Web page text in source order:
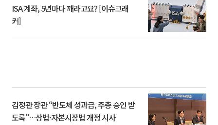
ISA 계좌, 5년마다 깨라고요? [이슈크래
커]
김정관 장관 “반도체 성과급, 주총 승인 받
도록”…상법·자본시장법 개정 시사